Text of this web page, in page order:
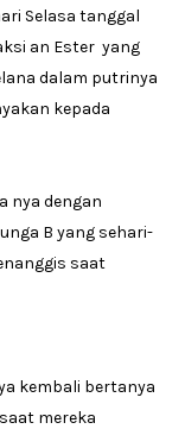
Selasa tanggal
an Ester yang
dalam putrinya
kepada
nya dengan
B yang sehari-
saat
kembali bertanya
mereka